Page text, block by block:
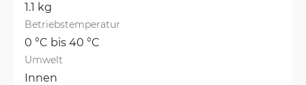
1.1 kg
Betriebstemperatur
0 °C bis 40 °C
Umwelt
Innen